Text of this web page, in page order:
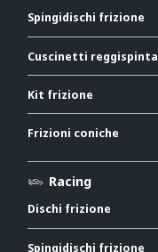
Spingidischi frizione
Cuscinetti reggispinta
Kit frizione
Frizioni coniche
Racing
Dischi frizione
Spingidischi frizione